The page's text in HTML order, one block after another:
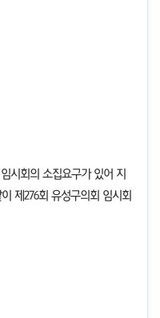
시회의 소집요구가 있어 지
제 276회 유성구의회 임시회